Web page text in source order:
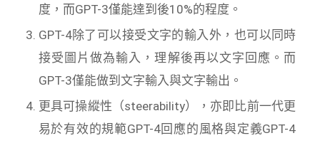
度，而GPT-3僅能達到後10%的程度。
GPT-4除了可以接受文字的輸入外，也可以同時
接受圖片做為輸入，理解後再以文字回應。而
GPT-3僅能做到文字輸入與文字輸出。
更具可操縱性（steerability），亦即比前一代更
易於有效的規範GPT-4回應的風格與定義GPT-4